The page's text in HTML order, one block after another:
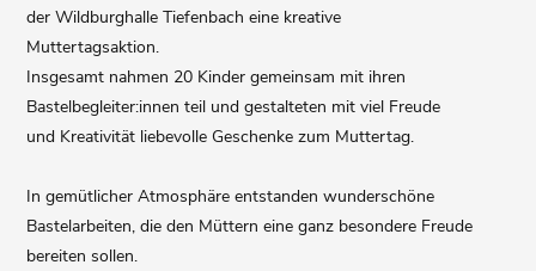
der Wildburghalle Tiefenbach eine kreative
Muttertagsaktion.
Insgesamt nahmen 20 Kinder gemeinsam mit ihren
Bastelbegleiter:innen teil und gestalteten mit viel Freude
und Kreativität liebevolle Geschenke zum Muttertag.
In gemütlicher Atmosphäre entstanden wunderschöne
Bastelarbeiten, die den Müttern eine ganz besondere Freude
bereiten sollen.